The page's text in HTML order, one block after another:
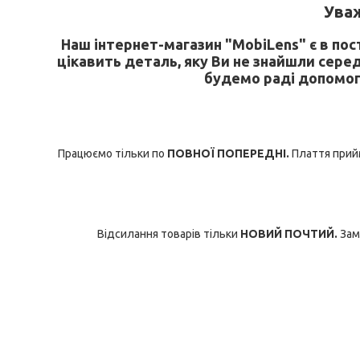
У
Наш інтернет-магазин "MobiLens" є в
цікавить деталь, яку Ви не знайшли
будемо раді
Працюємо тільки по ПОВНОЇ ПОПЕРЕДНІ. Плаття
Відсилання товарів тільки НОВИЙ ПОЧТИЙ.